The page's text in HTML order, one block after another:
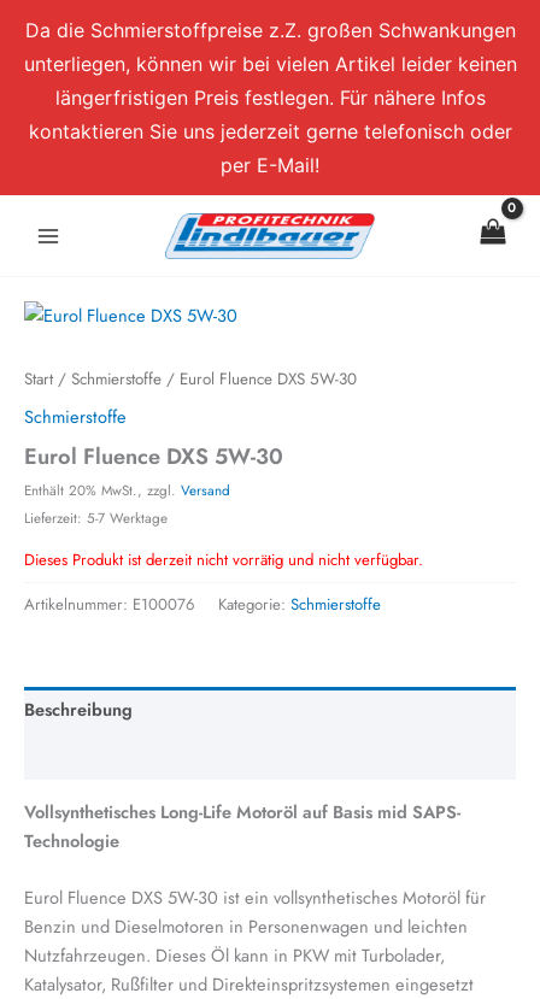
Da die Schmierstoffpreise z.Z. großen Schwankungen
unterliegen, können wir bei vielen Artikel leider keinen
längerfristigen Preis festlegen. Für nähere Infos
kontaktieren Sie uns jederzeit gerne telefonisch oder
per E-Mail!
Inhalt
springen
Start / Schmierstoffe / Eurol Fluence DXS 5W-30
Schmierstoffe
Eurol Fluence DXS 5W-30
Enthält 20% MwSt., zzgl. Versand
Lieferzeit: 5-7 Werktage
Dieses Produkt ist derzeit nicht vorrätig und nicht verfügbar.
Artikelnummer: E100076 Kategorie: Schmierstoffe
Beschreibung
Vollsynthetisches Long-Life Motoröl auf Basis mid SAPS-
Technologie
Eurol Fluence DXS 5W-30 ist ein vollsynthetisches Motoröl für
Benzin und Dieselmotoren in Personenwagen und leichten
Nutzfahrzeugen. Dieses Öl kann in PKW mit Turbolader,
Katalysator, Rußfilter und Direkteinspritzsystemen eingesetzt